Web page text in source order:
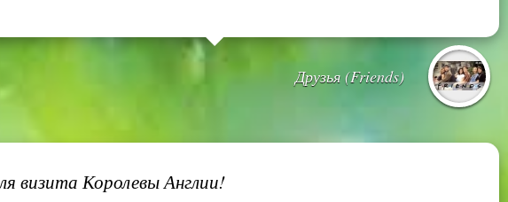
Друзья (Friends)
визита Королевы Англии!